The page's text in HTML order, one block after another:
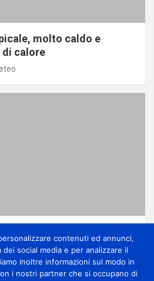
molto caldo e
di calore
contenuti ed annunci,
social media e per analizzare il
inoltre informazioni sul modo in
i nostri partner che si occupano di